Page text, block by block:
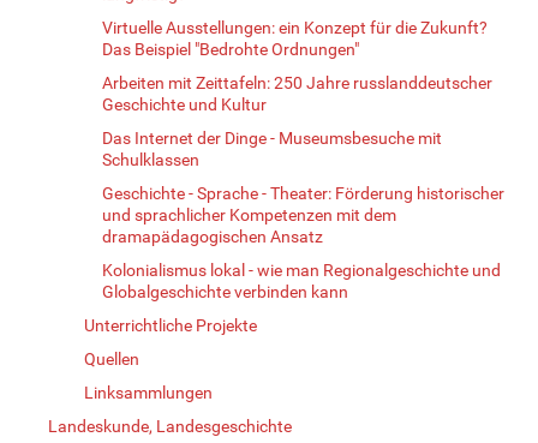
Virtuelle Ausstellungen: ein Konzept für die Zukunft?
Das Beispiel "Bedrohte Ordnungen"
Arbeiten mit Zeittafeln: 250 Jahre russlanddeutscher
Geschichte und Kultur
Das Internet der Dinge - Museumsbesuche mit
Schulklassen
Geschichte - Sprache - Theater: Förderung historischer
und sprachlicher Kompetenzen mit dem
dramapädagogischen Ansatz
Kolonialismus lokal - wie man Regionalgeschichte und
Globalgeschichte verbinden kann
Unterrichtliche Projekte
Quellen
Linksammlungen
Landeskunde, Landesgeschichte